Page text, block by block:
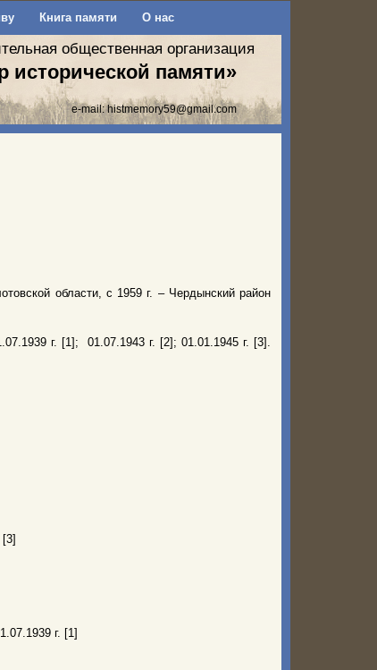
Книга памяти О нас
общественная организация
исторической памяти»
e-mail:histmemory59@gmail.com
области, с 1959 г. – Чердынский район
г. [1]; 01.07.1943 г. [2]; 01.01.1945 г. [3].
г. [1]